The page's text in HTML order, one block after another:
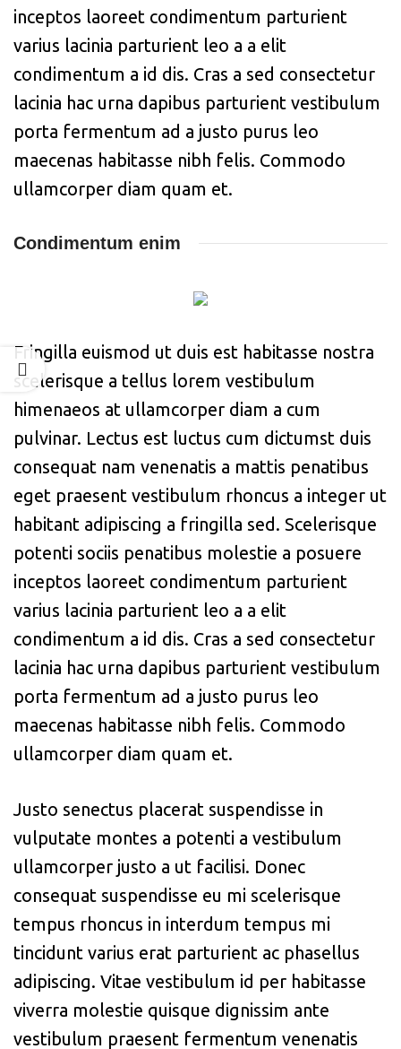
inceptos laoreet condimentum parturient
varius lacinia parturient leo a a elit
condimentum a id dis. Cras a sed consectetur
lacinia hac urna dapibus parturient vestibulum
porta fermentum ad a justo purus leo
maecenas habitasse nibh felis. Commodo
ullamcorper diam quam et.
Condimentum enim
Fringilla euismod ut duis est habitasse nostra
scelerisque a tellus lorem vestibulum
himenaeos at ullamcorper diam a cum
pulvinar. Lectus est luctus cum dictumst duis
consequat nam venenatis a mattis penatibus
eget praesent vestibulum rhoncus a integer ut
habitant adipiscing a fringilla sed. Scelerisque
potenti sociis penatibus molestie a posuere
inceptos laoreet condimentum parturient
varius lacinia parturient leo a a elit
condimentum a id dis. Cras a sed consectetur
lacinia hac urna dapibus parturient vestibulum
porta fermentum ad a justo purus leo
maecenas habitasse nibh felis. Commodo
ullamcorper diam quam et.
Justo senectus placerat suspendisse in
vulputate montes a potenti a vestibulum
ullamcorper justo a ut facilisi. Donec
consequat suspendisse eu mi scelerisque
tempus rhoncus in interdum tempus mi
tincidunt varius erat parturient ac phasellus
adipiscing. Vitae vestibulum id per habitasse
viverra molestie quisque dignissim ante
vestibulum praesent fermentum venenatis